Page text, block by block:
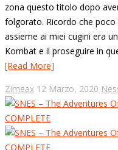
zona questo titolo dopo
folgorato. Ricordo che
assieme ai miei cugini era
Kombat e il proseguire in
[Read More]
Zimeax 12 Marzo, 2020